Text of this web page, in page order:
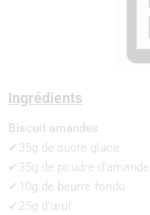
Ingrédients
Biscuit amandes
✔35g de sucre glace
✔35g de poudre d’amande
✔10g de beurre fondu
✔25g d’œuf